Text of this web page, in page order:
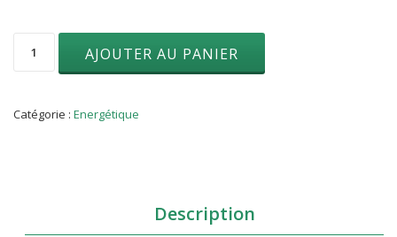
Laurier
(Laurus
AJOUTER AU PANIER
Catégorie : Energétique
Description